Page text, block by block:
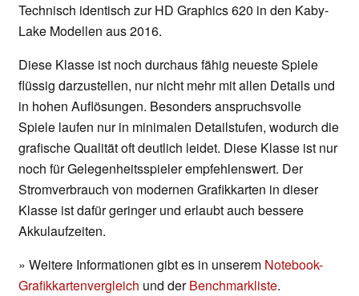
Technisch identisch zur HD Graphics 620 in den Kaby-
Lake Modellen aus 2016.
Diese Klasse ist noch durchaus fähig neueste Spiele
flüssig darzustellen, nur nicht mehr mit allen Details und
in hohen Auflösungen. Besonders anspruchsvolle
Spiele laufen nur in minimalen Detailstufen, wodurch die
grafische Qualität oft deutlich leidet. Diese Klasse ist nur
noch für Gelegenheitsspieler empfehlenswert. Der
Stromverbrauch von modernen Grafikkarten in dieser
Klasse ist dafür geringer und erlaubt auch bessere
Akkulaufzeiten.
» Weitere Informationen gibt es in unserem Notebook-
Grafikkartenvergleich und derBenchmarkliste.